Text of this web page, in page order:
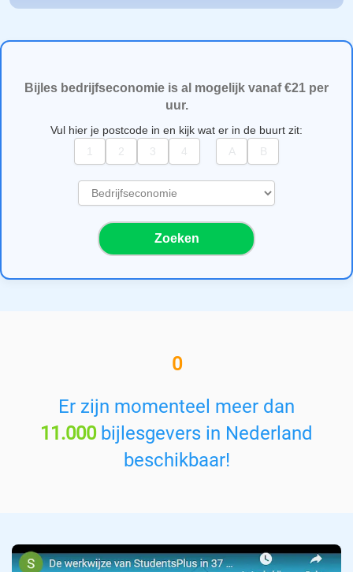
Bijles bedrijfseconomie is al mogelijk vanaf €21 per
uur.
Vul hier je postcode in en kijk wat er in de buurt zit:
a
k
Zoeken
0
Er zijn momenteel meer dan
11.000bijlesgevers in Nederland
beschikbaar!